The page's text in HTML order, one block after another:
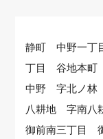
静町 中野一丁
丁目 谷地本
中野 字北ノ
八耕地 字南八
御前南三丁目